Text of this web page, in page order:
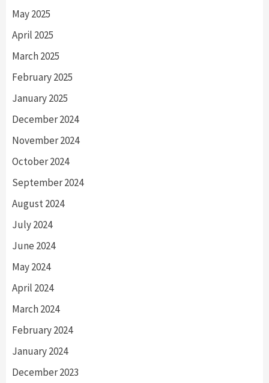
May 2025
April 2025
March 2025
February 2025
January 2025
December 2024
November 2024
October 2024
September 2024
August 2024
July 2024
June 2024
May 2024
April 2024
March 2024
February 2024
January 2024
December 2023